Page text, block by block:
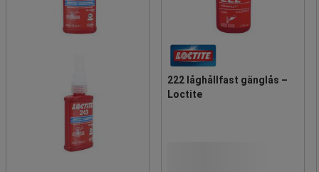
222 låghållfast gänglås –
Loctite